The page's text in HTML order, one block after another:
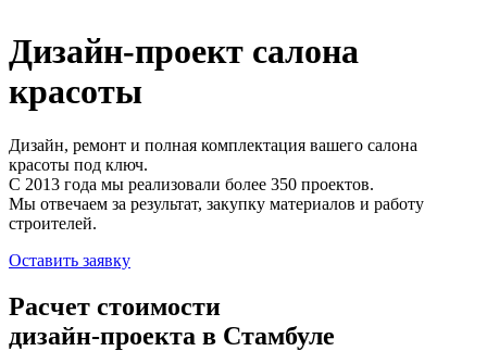
Дизайн-проект салона
красоты
Дизайн, ремонт и полная комплектация вашего салона
красоты под ключ.
С 2013 года мы реализовали более 350 проектов.
Мы отвечаем за результат, закупку материалов и работу
строителей.
Оставить заявку
Расчет стоимости
дизайн-проекта в Стамбуле